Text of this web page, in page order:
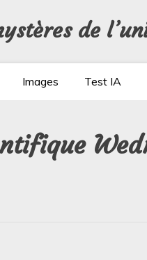
de
Images Test IA